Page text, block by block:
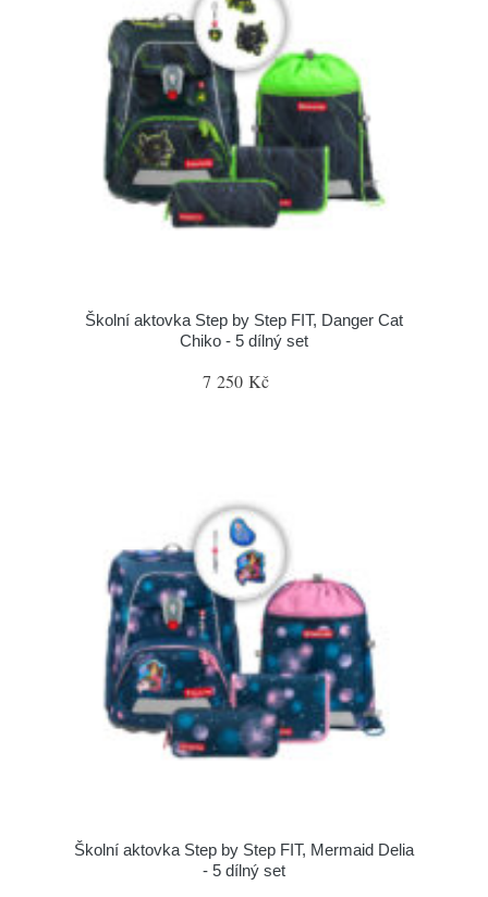
Školní aktovka Step by Step FIT, Danger Cat
Chiko - 5 dílný set
7 250 Kč
Školní aktovka Step by Step FIT, Mermaid Delia
- 5 dílný set